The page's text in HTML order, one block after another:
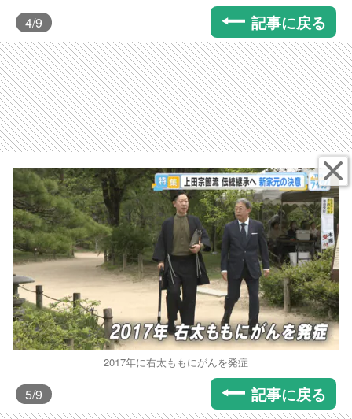
4/9 記事に戻る
2017年に右太ももにがんを発症
5/9 記事に戻る